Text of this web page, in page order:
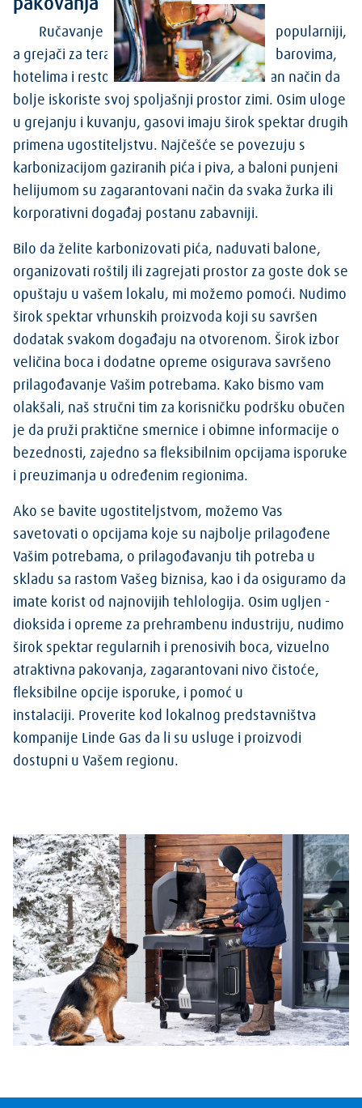
pakovanja
Ručavanje i piće na otvorenom sve su popularniji,
a grejači za terase i roštilji daju pabovima, barovima,
hotelima i restoranima prikladan i atraktivan način da
bolje iskoriste svoj spoljašnji prostor zimi. Osim uloge
u grejanju i kuvanju, gasovi imaju širok spektar drugih
primena ugostiteljstvu. Najčešće se povezuju s
karbonizacijom gaziranih pića i piva, a baloni punjeni
helijumom su zagarantovani način da svaka žurka ili
korporativni događaj postanu zabavniji.
Bilo da želite karbonizovati pića, naduvati balone,
organizovati roštilj ili zagrejati prostor za goste dok se
opuštaju u vašem lokalu, mi možemo pomoći. Nudimo
širok spektar vrhunskih proizvoda koji su savršen
dodatak svakom događaju na otvorenom. Širok izbor
veličina boca i dodatne opreme osigurava savršeno
prilagođavanje Vašim potrebama. Kako bismo vam
olakšali, naš stručni tim za korisničku podršku obučen
je da pruži praktične smernice i obimne informacije o
bezednosti, zajedno sa fleksibilnim opcijama isporuke
i preuzimanja u određenim regionima.
Ako se bavite ugostiteljstvom, možemo Vas
savetovati o opcijama koje su najbolje prilagođene
Vašim potrebama, o prilagođavanju tih potreba u
skladu sa rastom Vašeg biznisa, kao i da osiguramo da
imate korist od najnovijih tehlologija. Osim ugljen -
dioksida i opreme za prehrambenu industriju, nudimo
širok spektar regularnih i prenosivih boca, vizuelno
atraktivna pakovanja, zagarantovani nivo čistoće,
fleksibilne opcije isporuke, i pomoć u
instalaciji. Proverite kod lokalnog predstavništva
kompanije Linde Gas da li su usluge i proizvodi
dostupni u Vašem regionu.